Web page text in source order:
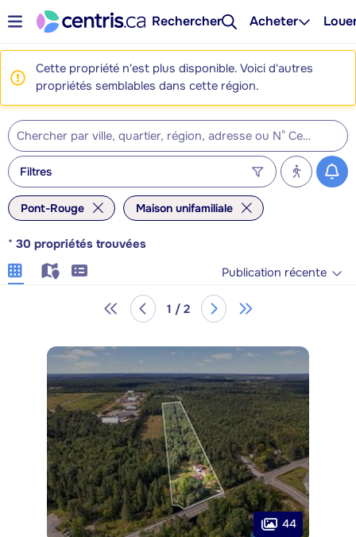
Rechercher Acheter
Cette propriété n'est plus disponible. Voici d'autres
propriétés semblables dans cette région.
Filtres
Pont-Rouge Maison unifamiliale
* 30 propriétés trouvées
Publication récente
1 / 2
44